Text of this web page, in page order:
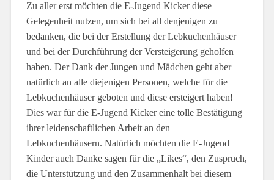
Zu aller erst möchten die E-Jugend Kicker diese
Gelegenheit nutzen, um sich bei all denjenigen zu
bedanken, die bei der Erstellung der Lebkuchenhäuser
und bei der Durchführung der Versteigerung geholfen
haben. Der Dank der Jungen und Mädchen geht aber
natürlich an alle diejenigen Personen, welche für die
Lebkuchenhäuser geboten und diese ersteigert haben!
Dies war für die E-Jugend Kicker eine tolle Bestätigung
ihrer leidenschaftlichen Arbeit an den
Lebkuchenhäusern. Natürlich möchten die E-Jugend
Kinder auch Danke sagen für die „Likes“, den Zuspruch,
die Unterstützung und den Zusammenhalt bei diesem